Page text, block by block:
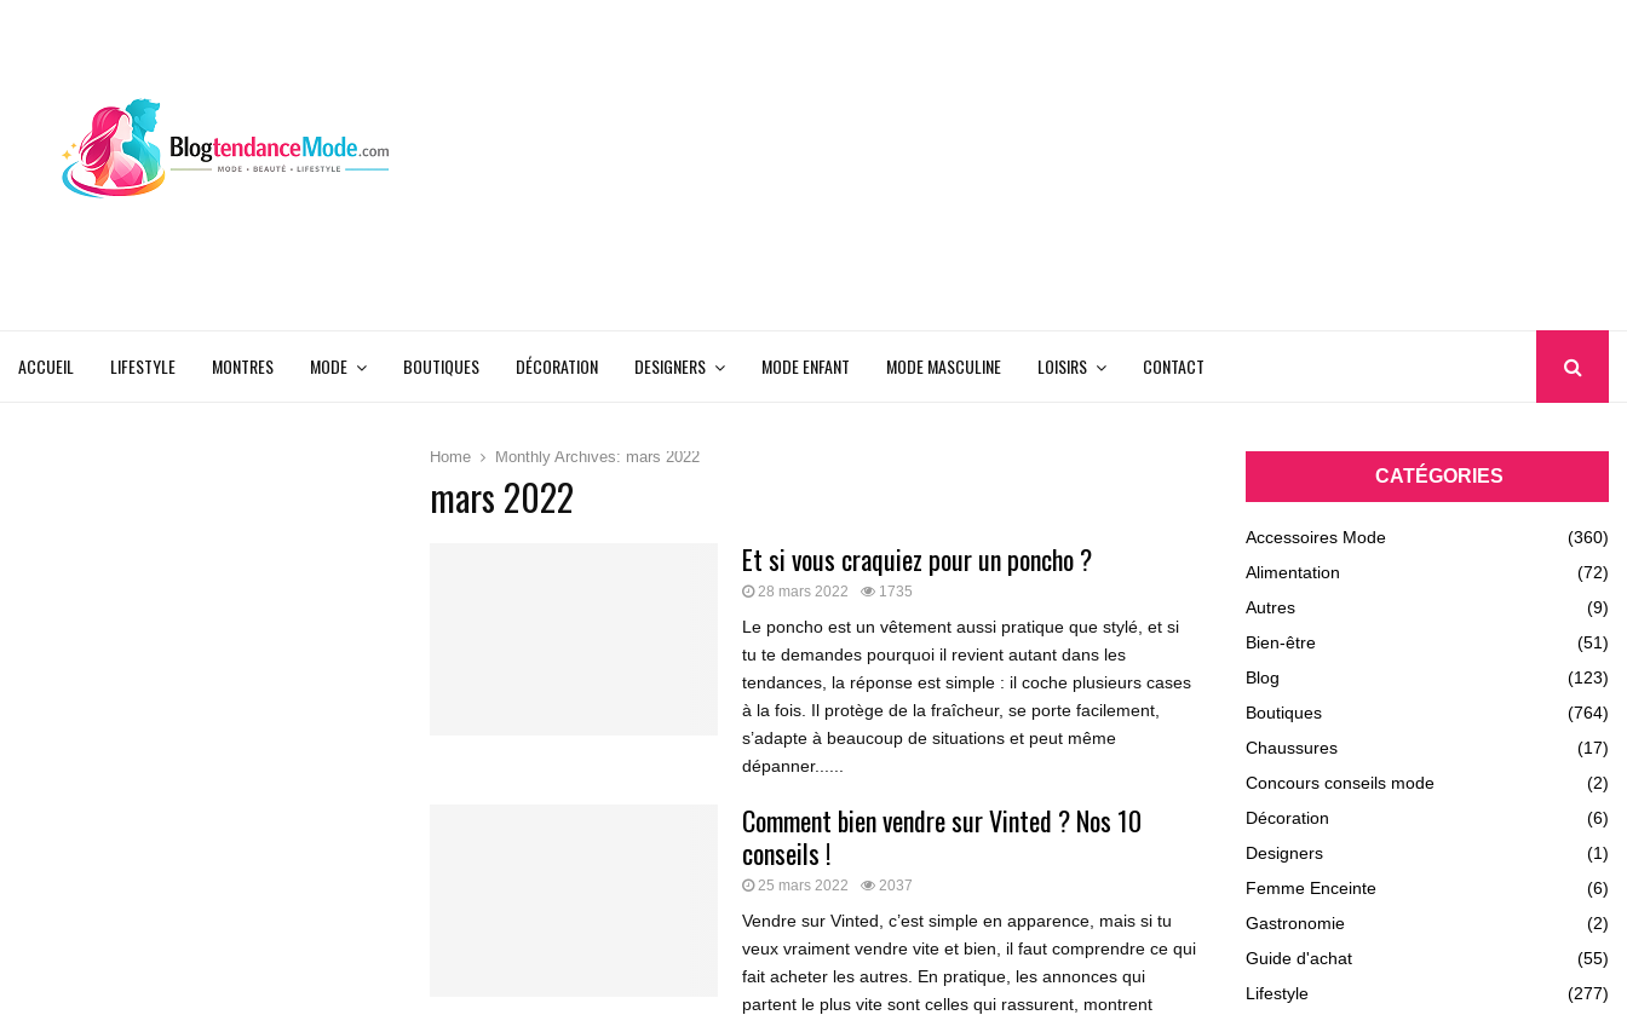
ACCUEIL LIFESTYLE MONTRES MODE BOUTIQUES DÉCORATION DESIGNERS MODE ENFANT MODE MASCULINE LOISIRS CONTACT
Home Monthly Archives: mars 2022
mars 2022
Et si vous craquiez pour un poncho ?
28 mars 2022 1735
Le poncho est un vêtement aussi pratique que stylé, et si
tu te demandes pourquoi il revient autant dans les
tendances, la réponse est simple : il coche plusieurs cases
à la fois. Il protège de la fraîcheur, se porte facilement,
s’adapte à beaucoup de situations et peut même
dépanner......
Comment bien vendre sur Vinted ? Nos 10
conseils !
25 mars 2022 2037
Vendre sur Vinted, c’est simple en apparence, mais si tu
veux vraiment vendre vite et bien, il faut comprendre ce qui
fait acheter les autres. En pratique, les annonces qui
partent le plus vite sont celles qui rassurent, montrent
CATÉGORIES
Accessoires Mode
(360)
Alimentation
(72)
Autres
(9)
Bien-être
(51)
Blog
(123)
Boutiques
(764)
Chaussures
(17)
Concours conseils mode
(2)
Décoration
(6)
Designers
(1)
Femme Enceinte
(6)
Gastronomie
(2)
Guide d'achat
(55)
Lifestyle
(277)